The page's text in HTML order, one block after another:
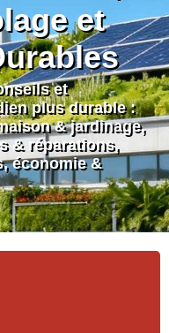
et
et
plus durable :
& jardinage,
& réparations,
économie &